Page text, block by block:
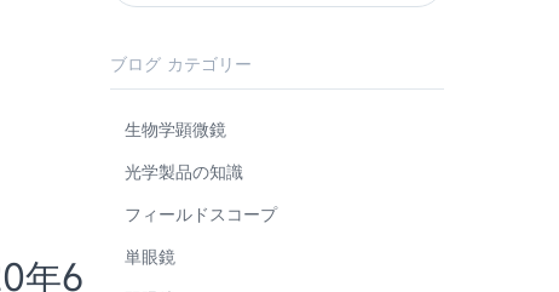
年6
ブログ カテゴリー
生物学顕微鏡
光学製品の知識
フィールドスコープ
単眼鏡